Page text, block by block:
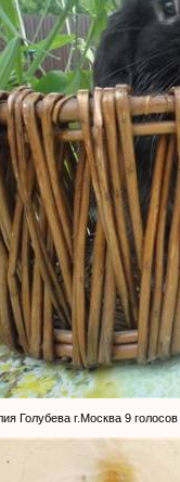
Голубева г.Москва 9 голосов